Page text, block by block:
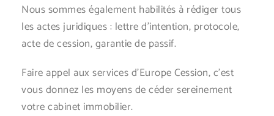
Nous sommes également habilités à rédiger tous
les actes juridiques : lettre d’intention, protocole,
acte de cession, garantie de passif.
Faire appel aux services d’Europe Cession, c’est
vous donnez les moyens de céder sereinement
votre cabinet immobilier.